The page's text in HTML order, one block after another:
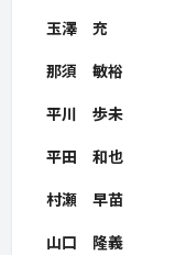
玉澤 充
那須 敏裕
平川 歩未
平田 和也
村瀬 早苗
山口 隆義